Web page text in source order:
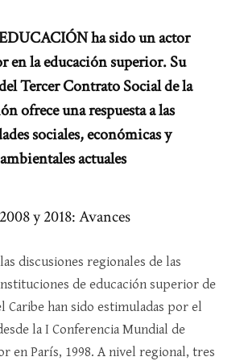
ha sido un actor
en la educación superior. Su
Tercer Contrato Social de la
ofrece una respuesta a las
sociales, económicas y
ambientales actuales
y 2018: Avances
discusiones regionales de las
de educación superior de
Caribe han sido estimuladas por el
la I Conferencia Mundial de
en París, 1998. A nivel regional, tres